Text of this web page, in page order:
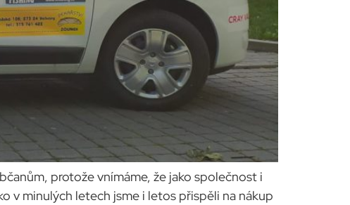
protože vnímáme, že jako společnost i
v minulých letech jsme i letos přispěli na nákup